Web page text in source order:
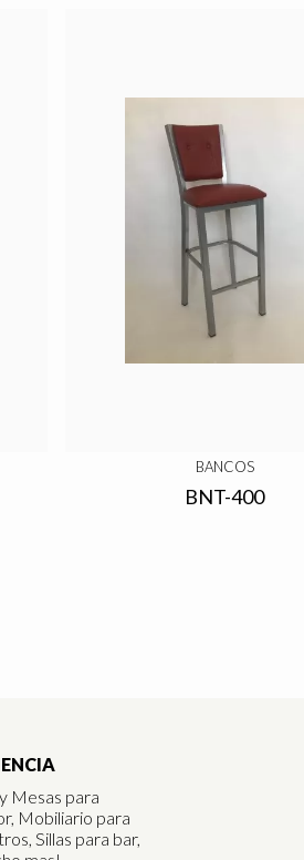
BANCOS
BNT-400
Mesas para
Mobiliario para
Sillas para bar,